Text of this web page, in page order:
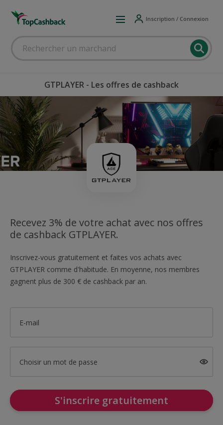
Inscription / Connexion
GTPLAYER - Les offres de cashback
Recevez 3% de votre achat avec nos offres
de cashback GTPLAYER.
Inscrivez-vous gratuitement et faites vos achats avec
GTPLAYER comme d'habitude. En moyenne, nos membres
gagnent plus de 300 € de cashback par an.
E-mail
Choisir un mot de passe
S'inscrire gratuitement